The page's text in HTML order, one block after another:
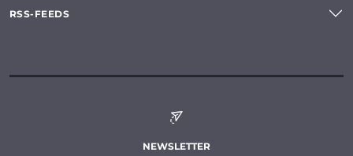
RSS-FEEDS
NEWSLETTER